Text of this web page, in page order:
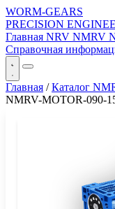
WORM-GEARS
PRECISION
Главная NRV NMRV
Справочная
Главная / Каталог
NMRV-MOTOR-090-